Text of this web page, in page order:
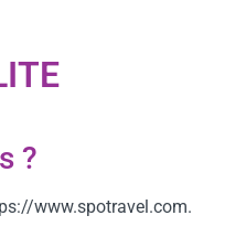
?
www.spotravel.com.